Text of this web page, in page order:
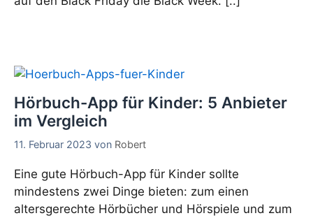
Hörbuch-App für Kinder: 5 Anbieter
im Vergleich
11. Februar 2023 von Robert
Eine gute Hörbuch-App für Kinder sollte
mindestens zwei Dinge bieten: zum einen
altersgerechte Hörbücher und Hörspiele und zum